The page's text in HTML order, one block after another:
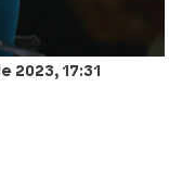
2023, 17:31